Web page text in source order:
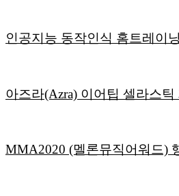
인공지능 동작인식 홈트레이
아즈라(Azra) 이어팁 셀라스
MMA2020 (멜론뮤직어워드)